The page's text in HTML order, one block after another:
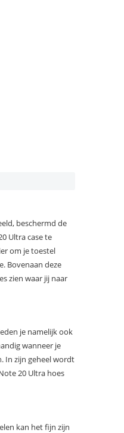
beschermd de
Ultra case te
om je toestel
Bovenaan deze
zien waar jij naar
je namelijk ook
wanneer je
In zijn geheel wordt
20 Ultra hoes
kan het fijn zijn